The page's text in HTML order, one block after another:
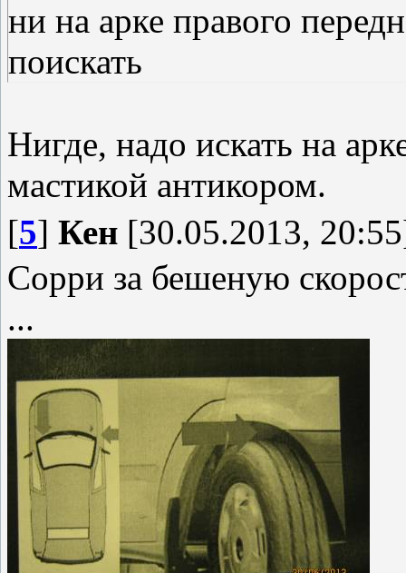
ни на арке правого
поискать
Нигде, надо искать на
мастикой антикором.
[5] Кен [30.05.2013,
Сорри за бешеную
...